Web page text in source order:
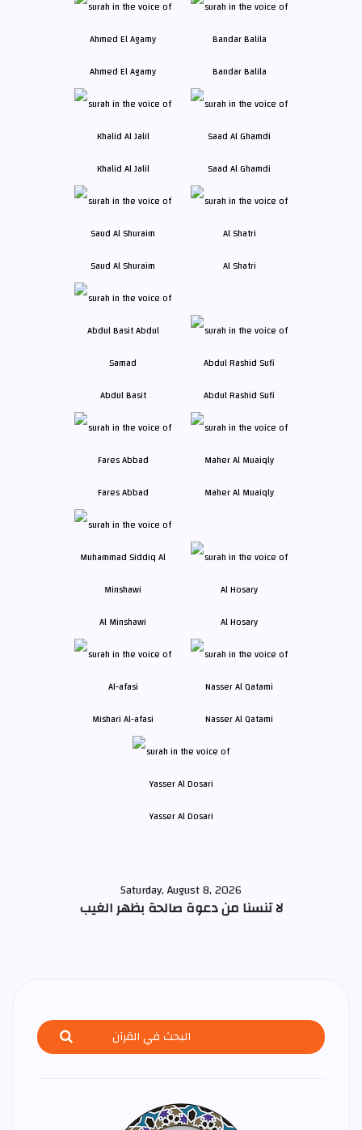
Ahmed El Agamy Bandar Balila
Khalid Al Jalil Saad Al Ghamdi
Saud Al Shuraim Al Shatri
Abdul Basit Abdul Rashid Sufi
Fares Abbad Maher Al Muaiqly
Al Minshawi Al Hosary
Mishari Al-afasi Nasser Al Qatami
Yasser Al Dosari
Saturday, August 8, 2026
لا تنسنا من دعوة صالحة بظهر الغيب